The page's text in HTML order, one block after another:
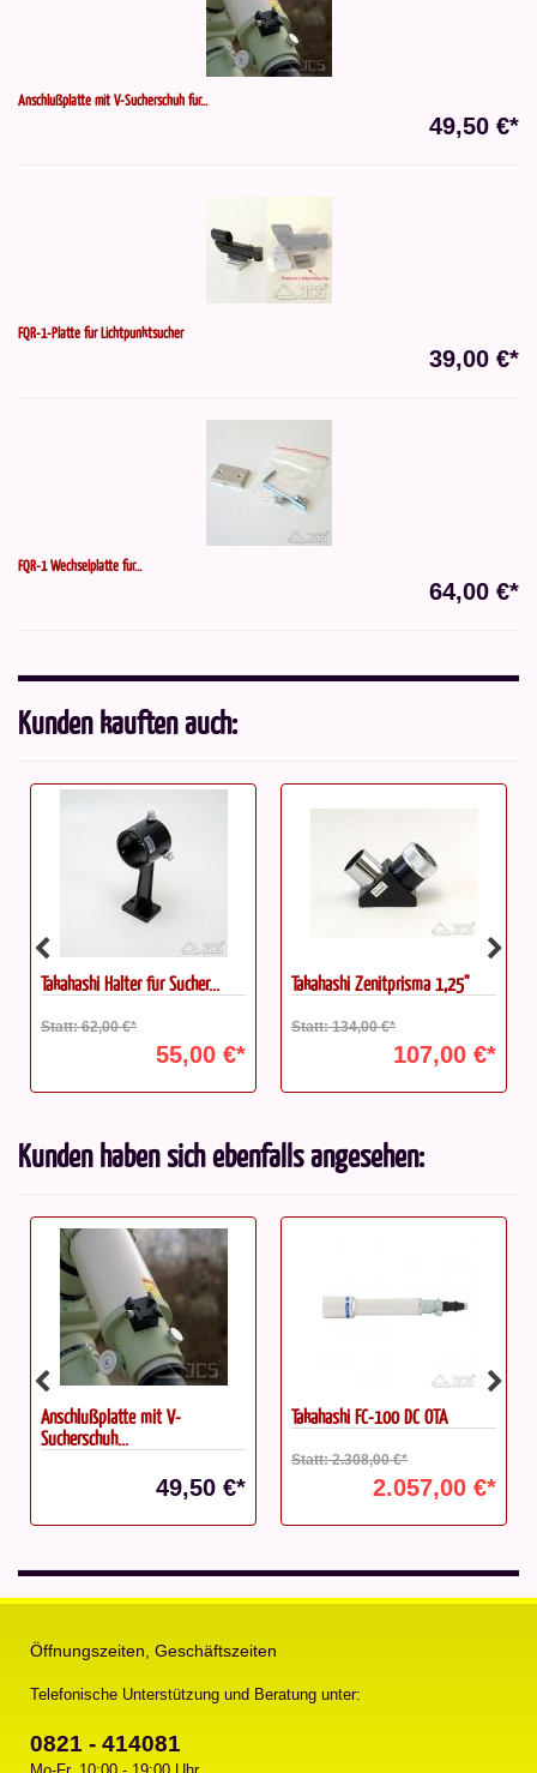
Anschlußplatte mit V-Sucherschuh für...
49,50 €*
FQR-1-Platte für Lichtpunktsucher
39,00 €*
FQR-1 Wechselplatte für...
64,00 €*
Kunden kauften auch:
Takahashi Halter für Sucher...
Statt: 62,00 €*
55,00 €*
Takahashi Zenitprisma 1,25"
Statt: 134,00 €*
107,00 €*
Kunden haben sich ebenfalls angesehen:
Anschlußplatte mit V-
Sucherschuh...
49,50 €*
Takahashi FC-100 DC OTA
Statt: 2.308,00 €*
2.057,00 €*
Öffnungszeiten, Geschäftszeiten
Telefonische Unterstützung und Beratung unter:
0821 - 414081